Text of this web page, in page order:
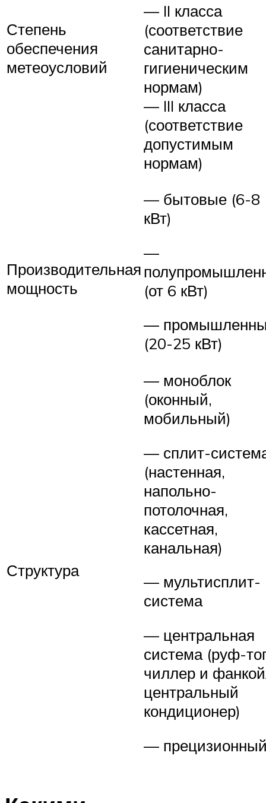
Степень
обеспечения
метеоусловий
— II класса
(соответствие
санитарно-
гигиеническим
нормам)
— III класса
(соответствие
допустимым
нормам)
Производительная
мощность
— бытовые (6-8
кВт)
—
(от 6 кВт)
—
(20-25 кВт)
Структура
— моноблок
(оконный,
мобильный)
— сплит-
(настенная,
напольно-
потолочная,
кассетная,
канальная)
— мультисплит-
система
— центральная
система (руф-
чиллер и
центральный
кондиционер)
—